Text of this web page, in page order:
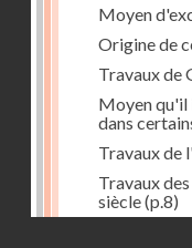
Moyen
Origine de
Travaux de
Moyen qu'il
dans
Travaux de
Travaux
siècle(p.8)